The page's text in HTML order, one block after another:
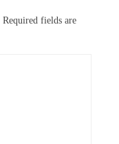
Required fields are